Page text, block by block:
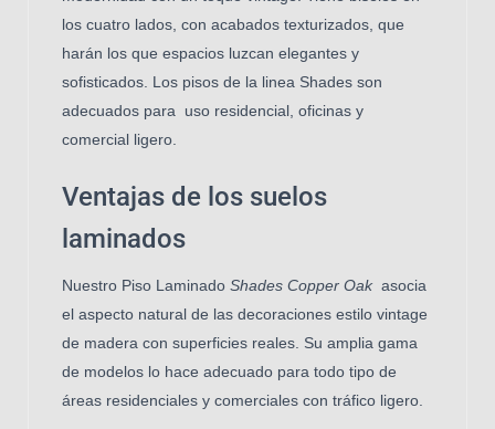
los cuatro lados, con acabados texturizados, que
harán los que espacios luzcan elegantes y
sofisticados. Los pisos de la linea Shades son
adecuados para uso residencial, oficinas y
comercial ligero.
Ventajas de los suelos
laminados
Nuestro Piso Laminado Shades Copper Oak asocia
el aspecto natural de las decoraciones estilo vintage
de madera con superficies reales. Su amplia gama
de modelos lo hace adecuado para todo tipo de
áreas residenciales y comerciales con tráfico ligero.